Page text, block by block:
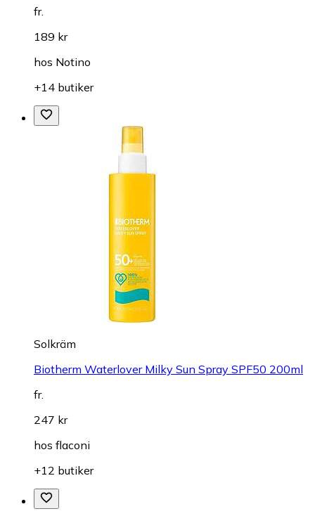
fr.
189 kr
hos Notino
+14 butiker
Solkräm
Biotherm Waterlover Milky Sun Spray SPF50 200ml
fr.
247 kr
hos flaconi
+12 butiker